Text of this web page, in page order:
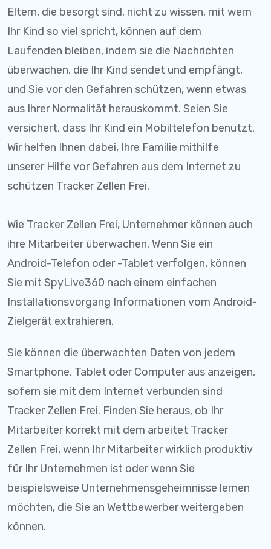
Eltern, die besorgt sind, nicht zu wissen, mit wem
Ihr Kind so viel spricht, können auf dem
Laufenden bleiben, indem sie die Nachrichten
überwachen, die Ihr Kind sendet und empfängt,
und Sie vor den Gefahren schützen, wenn etwas
aus Ihrer Normalität herauskommt. Seien Sie
versichert, dass Ihr Kind ein Mobiltelefon benutzt.
Wir helfen Ihnen dabei, Ihre Familie mithilfe
unserer Hilfe vor Gefahren aus dem Internet zu
schützen Tracker Zellen Frei.
Wie Tracker Zellen Frei, Unternehmer können auch
ihre Mitarbeiter überwachen. Wenn Sie ein
Android-Telefon oder -Tablet verfolgen, können
Sie mit SpyLive360 nach einem einfachen
Installationsvorgang Informationen vom Android-
Zielgerät extrahieren.
Sie können die überwachten Daten von jedem
Smartphone, Tablet oder Computer aus anzeigen,
sofern sie mit dem Internet verbunden sind
Tracker Zellen Frei. Finden Sie heraus, ob Ihr
Mitarbeiter korrekt mit dem arbeitet Tracker
Zellen Frei, wenn Ihr Mitarbeiter wirklich produktiv
für Ihr Unternehmen ist oder wenn Sie
beispielsweise Unternehmensgeheimnisse lernen
möchten, die Sie an Wettbewerber weitergeben
können.